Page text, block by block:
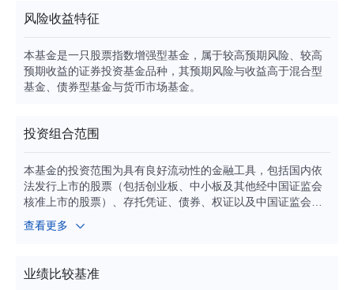
风险收益特征
本基金是一只股票指数增强型基金，属于较高预期风险、较高
预期收益的证券投资基金品种，其预期风险与收益高于混合型
基金、债券型基金与货币市场基金。
投资组合范围
本基金的投资范围为具有良好流动性的金融工具，包括国内依
法发行上市的股票（包括创业板、中小板及其他经中国证监会
核准上市的股票）、存托凭证、债券、权证以及中国证监会允
许基金投资的其他金融工具，但须符合中国证监会的相关规
定。其中，股票及存托凭证资产投资比例不低于基金资产的9
证）的资产不低于股票资产的80%。
查看更多
业绩比较基准